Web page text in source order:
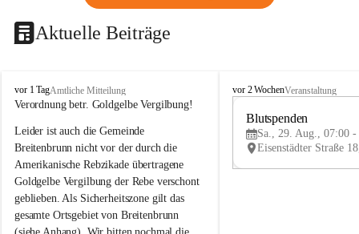
Aktuelle Beiträge
B
r
i
t
e
n
b
r
u
vor 1 TagAmtliche Mitteilung
Verordnung betr. Goldgelbe Vergilbung!
Leider ist auch die Gemeinde
Breitenbrunn nicht vor der durch die
Amerikanische Rebzikade übertragene
Goldgelbe Vergilbung der Rebe verschont
geblieben. Als Sicherheitszone gilt das
gesamte Ortsgebiet von Breitenbrunn
B
e
vor 2 WochenVeranstaltung
Blutspenden
Sa., 29. Aug., 07:00 -